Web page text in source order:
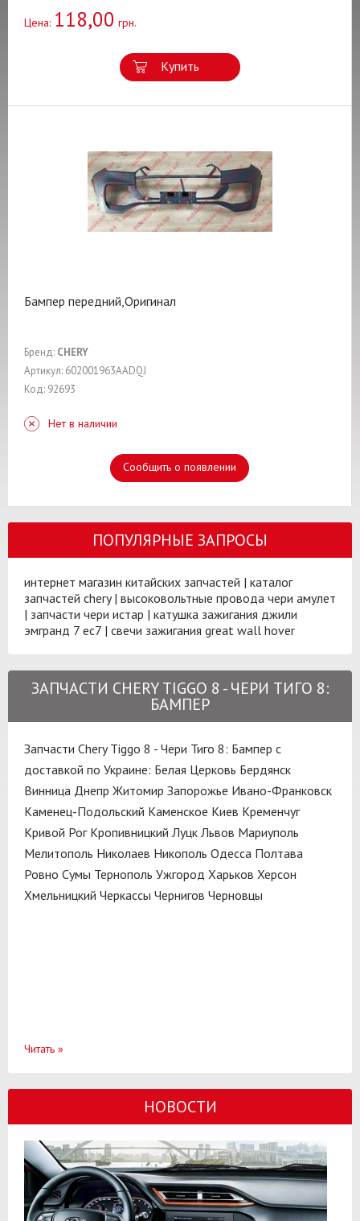
Цена: 118,00 грн.
Купить
Бампер передний,Оригинал
Бренд: CHERY
Артикул: 602001963AADQJ
Код: 92693
Нет в наличии
Сообщить о появлении
ПОПУЛЯРНЫЕ ЗАПРОСЫ
интернет магазин китайских запчастей | каталог
запчастей chery| высоковольтные провода чери амулет
| запчасти чери истар | катушка зажигания джили
эмгранд 7 ес7 | свечи зажигания great wall hover
ЗАПЧАСТИ CHERY TIGGO 8 - ЧЕРИ ТИГО 8:
БАМПЕР
Запчасти Chery Tiggo 8 - Чери Тиго 8: Бампер с
доставкой по Украине: Белая Церковь Бердянск
Винница Днепр Житомир Запорожье Ивано-Франковск
Каменец-Подольский Каменское Киев Кременчуг
Кривой Рог Кропивницкий Луцк Львов Мариуполь
Мелитополь Николаев Никополь Одесса Полтава
Ровно Сумы Тернополь Ужгород Харьков Херсон
Хмельницкий Черкассы Чернигов Черновцы
Читать »
НОВОСТИ